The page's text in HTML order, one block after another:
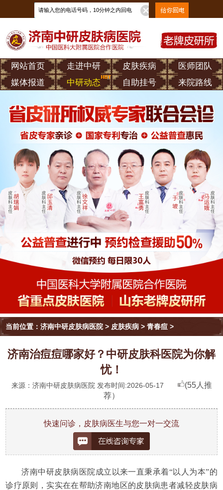
网站首页 走进中研 皮肤疾病
医师团队
媒体报道
中研动态 自助挂号 来院路线
当前位置：济南中研皮肤病医院 > 皮肤疾病 >青春痘 >
济南治痘痘哪家好？中研皮肤科医院为你解
忧！
来源：济南中研皮肤病医院 发布时间:2026-05-17
(55人推
荐）
快速问诊，皮肤病医生与您一对一交流
济南中研皮肤病医院成立以来一直秉承着“以人为本”的
诊疗原则，实实在在帮助济南地区的皮肤病患者减轻皮肤病